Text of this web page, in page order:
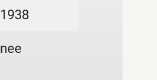
1938
nee